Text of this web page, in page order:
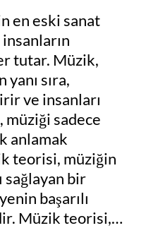
en eski sanat
tutar. Müzik,
sıra,
ve insanları
sadece
anlamak
teorisi, müziğin
sağlayan bir
başarılı
Müzik teorisi,…